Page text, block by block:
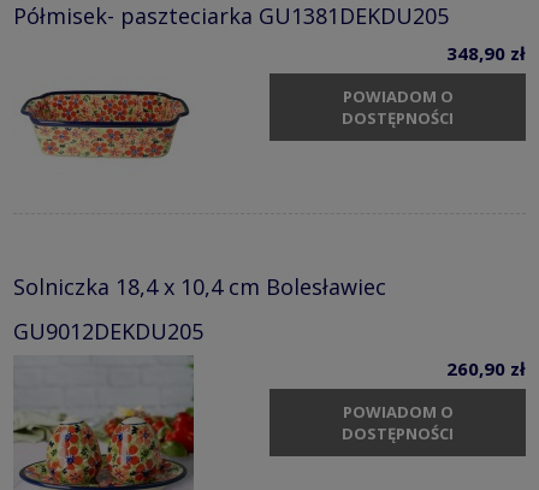
Półmisek- paszteciarka GU1381DEKDU205
348,90 zł
POWIADOM O
DOSTĘPNOŚCI
Solniczka 18,4 x 10,4 cm Bolesławiec
GU9012DEKDU205
260,90 zł
POWIADOM O
DOSTĘPNOŚCI